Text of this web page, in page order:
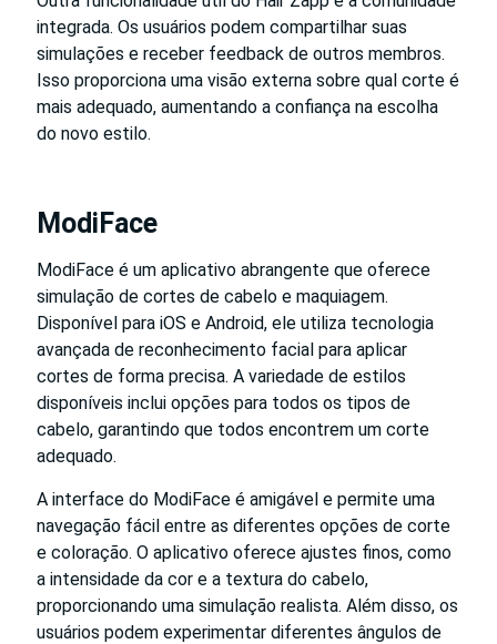
integrada. Os usuários podem compartilhar suas
simulações e receber feedback de outros membros.
Isso proporciona uma visão externa sobre qual corte é
mais adequado, aumentando a confiança na escolha
do novo estilo.
ModiFace
ModiFace é um aplicativo abrangente que oferece
simulação de cortes de cabelo e maquiagem.
Disponível para iOS e Android, ele utiliza tecnologia
avançada de reconhecimento facial para aplicar
cortes de forma precisa. A variedade de estilos
disponíveis inclui opções para todos os tipos de
cabelo, garantindo que todos encontrem um corte
adequado.
A interface do ModiFace é amigável e permite uma
navegação fácil entre as diferentes opções de corte
e coloração. O aplicativo oferece ajustes finos, como
a intensidade da cor e a textura do cabelo,
proporcionando uma simulação realista. Além disso, os
usuários podem experimentar diferentes ângulos de